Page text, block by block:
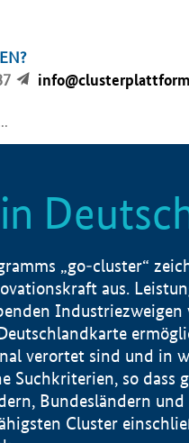
„go-cluster“
aus.
verortet sind und in
Suchkriterien, so
Bundesländern
Cluster